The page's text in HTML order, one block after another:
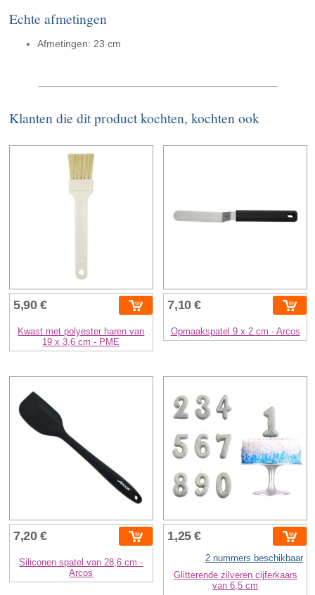
Echte afmetingen
Afmetingen: 23 cm
Klanten die dit product kochten, kochten ook
5,90 €
Kwast met polyester haren van
19 x 3,6 cm - PME
7,10 €
Opmaakspatel 9 x 2 cm - Arcos
7,20 €
Siliconen spatel van 28,6 cm -
Arcos
1,25 €
2 nummers beschikbaar
Glitterende zilveren cijferkaars
van 6,5 cm